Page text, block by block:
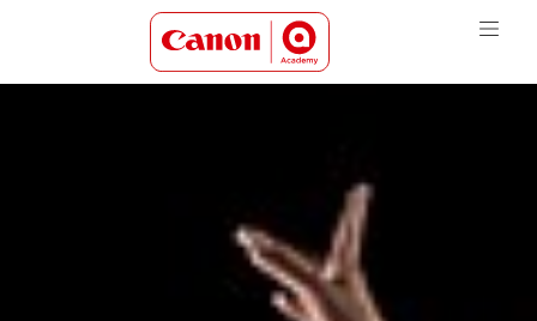
Canon Academy Logo